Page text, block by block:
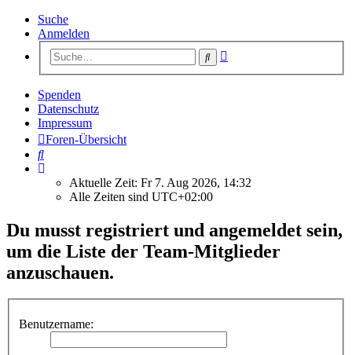
Suche
Anmelden
Suche
Spenden
Datenschutz
Impressum
Foren-Übersicht
Suche
Aktuelle Zeit: Fr 7. Aug 2026, 14:32
Alle Zeiten sind UTC+02:00
Du musst registriert und angemeldet sein,
um die Liste der Team-Mitglieder
anzuschauen.
Benutzername: